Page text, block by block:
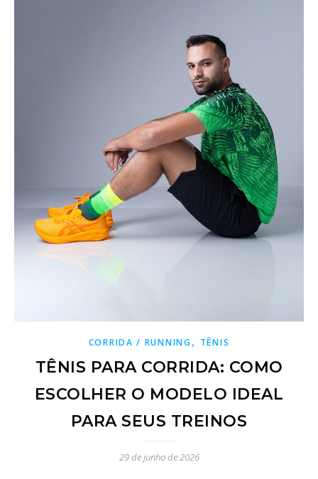
CORRIDA / RUNNING, TÊNIS
TÊNIS PARA CORRIDA: COMO
ESCOLHER O MODELO IDEAL
PARA SEUS TREINOS
29 de junho de 2026